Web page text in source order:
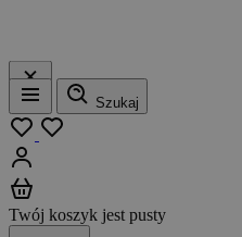
Menu
Szukaj
Twój koszyk jest pusty